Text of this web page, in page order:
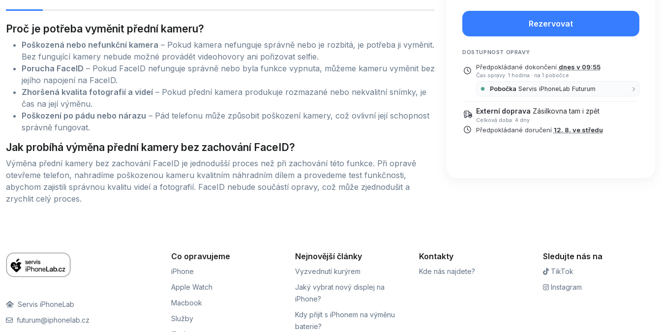
Proč je potřeba vyměnit přední kameru?
Poškozená nebo nefunkční kamera – Pokud kamera nefunguje správně nebo je rozbitá, je potřeba ji vyměnit.
Bez fungující kamery nebude možné provádět videohovory ani pořizovat selfie.
Porucha FaceID – Pokud FaceID nefunguje správně nebo byla funkce vypnuta, můžeme kameru vyměnit bez
jejího napojení na FaceID.
Zhoršená kvalita fotografií a videí – Pokud přední kamera produkuje rozmazané nebo nekvalitní snímky, je
čas na její výměnu.
Poškození po pádu nebo nárazu – Pád telefonu může způsobit poškození kamery, což ovlivní její schopnost
správně fungovat.
Jak probíhá výměna přední kamery bez zachování FaceID?
Výměna přední kamery bez zachování FaceID je jednodušší proces než při zachování této funkce. Při opravě
otevřeme telefon, nahradíme poškozenou kameru kvalitním náhradním dílem a provedeme test funkčnosti,
abychom zajistili správnou kvalitu videí a fotografií. FaceID nebude součástí opravy, což může zjednodušit a
zrychlit celý proces.
Rezervovat
DOSTUPNOST OPRAVY
Předpokládané dokončení dnes v 09:55
Čas opravy: 1 hodina · na 1 pobočce
Pobočka Servis iPhoneLab Futurum
Externí doprava Zásilkovna tam i zpět
Celková doba: 4 dny
Předpokládané doručení 12. 8. ve středu
Servis iPhoneLab
futurum@iphonelab.cz
Co opravujeme
iPhone
Apple Watch
Macbook
Služby
Nejnovější články
Vyzvednutí kurýrem
Jaký vybrat nový displej na
iPhone?
Kdy přijít s iPhonem na výměnu
baterie?
Kontakty
Kde nás najdete?
Sledujte nás na
TikTok
Instagram